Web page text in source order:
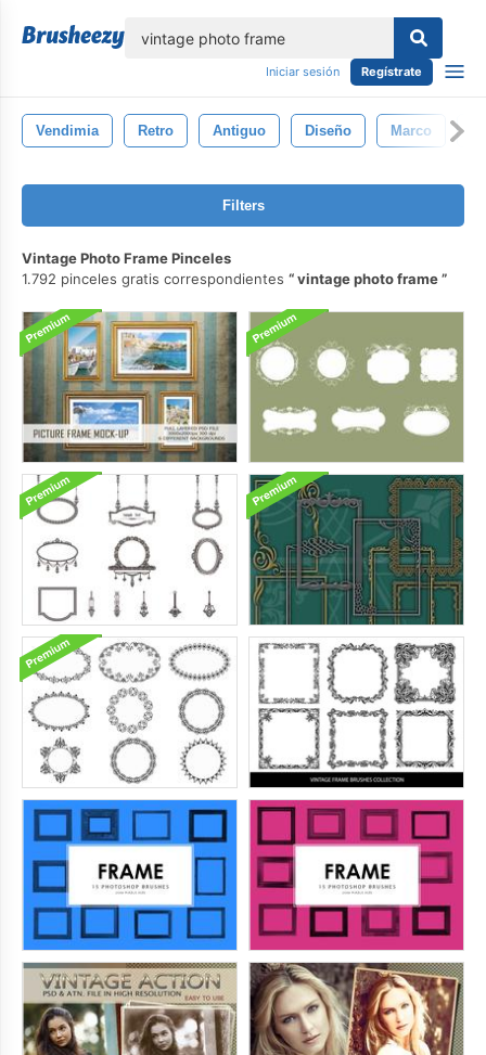
Iniciar sesión Regístrate
Vendimia Retro Antiguo Diseño Marco
Filters
Vintage Photo Frame Pinceles
1.792 pinceles gratis correspondientes
vintage photo frame